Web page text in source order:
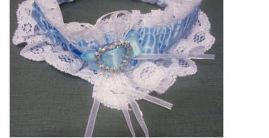
Soap
Verpakking